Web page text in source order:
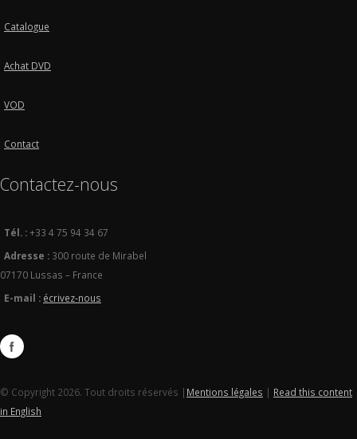
Catalogue
Achat DVD
VOD
Contact
Contactez-nous
Tél. :+33 4 75 94 34 67
Adresse : 300 route de Mirabel
07170 Lussas – France
E-mail : écrivez-nous
© Copyright 2026. Tout droits réservés | Mentions légales | Read this content
in English